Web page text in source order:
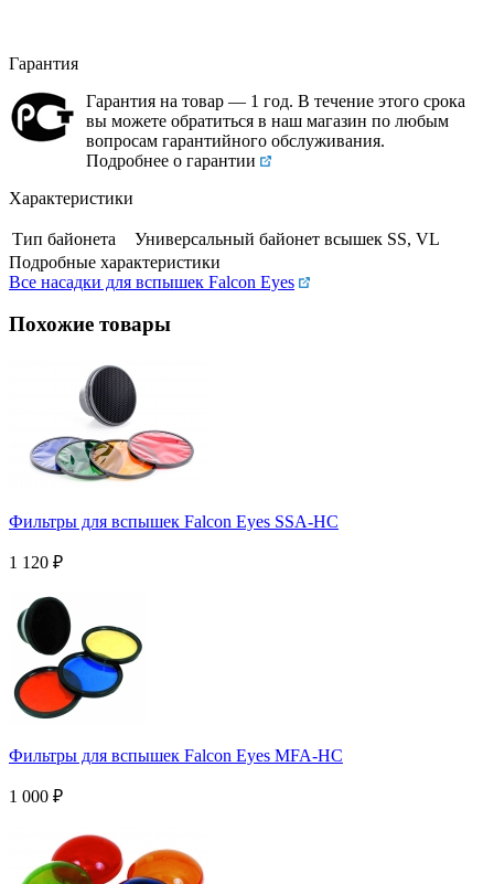
Гарантия
Гарантия на товар — 1 год. В течение этого срока
вы можете обратиться в наш магазин по любым
вопросам гарантийного обслуживания.
Подробнее о гарантии
Характеристики
Тип байонета
Универсальный байонет всышек SS, VL
Подробные характеристики
Все насадки для вспышек Falcon Eyes
Похожие товары
Фильтры для вспышек Falcon Eyes SSA-HC
1 120 ₽
Фильтры для вспышек Falcon Eyes MFA-HC
1 000 ₽